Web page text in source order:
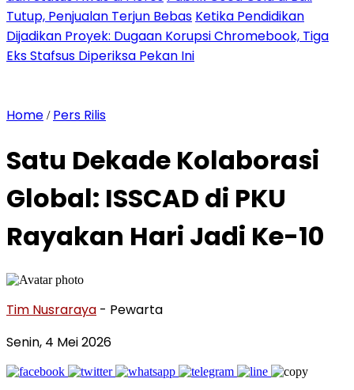
Tutup, Penjualan Terjun Bebas Ketika Pendidikan
Dijadikan Proyek: Dugaan Korupsi Chromebook, Tiga
Eks Stafsus Diperiksa Pekan Ini
Home / Pers Rilis
Satu Dekade Kolaborasi
Global: ISSCAD di PKU
Rayakan Hari Jadi Ke-10
Tim Nusraraya - Pewarta
Senin, 4 Mei 2026